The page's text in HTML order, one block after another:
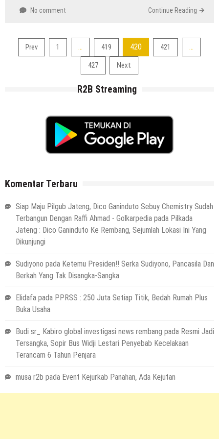
No comment Continue Reading
Navigasi
Prev 1 … 419 420 421 …
427 Next
R2B Streaming
Komentar Terbaru
Siap Maju Pilgub Jateng, Dico Ganinduto Sebuy Chemistry Sudah
Terbangun Dengan Raffi Ahmad - Golkarpedia pada Pilkada
Jateng : Dico Ganinduto Ke Rembang, Sejumlah Lokasi Ini Yang
Dikunjungi
Sudiyono pada Ketemu Presiden!! Serka Sudiyono, Pancasila Dan
Berkah Yang Tak Disangka-Sangka
Elidafa pada PPRSS : 250 Juta Setiap Titik, Bedah Rumah Plus
Buka Usaha
Budi sr_ Kabiro global investigasi news rembang pada Resmi Jadi
Tersangka, Sopir Bus Widji Lestari Penyebab Kecelakaan
Terancam 6 Tahun Penjara
musa r2b pada Event Kejurkab Panahan, Ada Kejutan